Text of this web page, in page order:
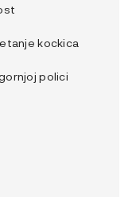
kockica
polici